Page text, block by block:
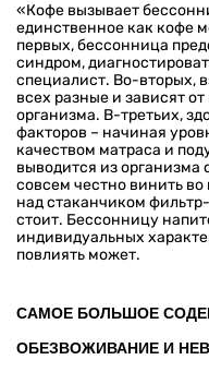
«Кофе вызывает
единственное как кофе
первых, бессонница
синдром,
специалист. Во-вторых,
всех разные и зависят
организма. В-третьих,
факторов – начиная
качеством матраса и
выводится из организма
совсем честно винить
над стаканчиком
стоит. Бессонницу
индивидуальных
повлиять может.
САМОЕ БОЛЬШОЕ
ОБЕЗВОЖИВАНИЕ И